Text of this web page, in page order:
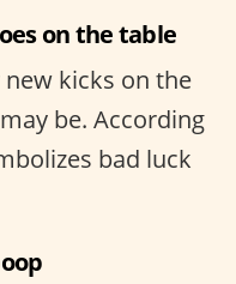
on the table
new kicks on the
be. According
bad luck